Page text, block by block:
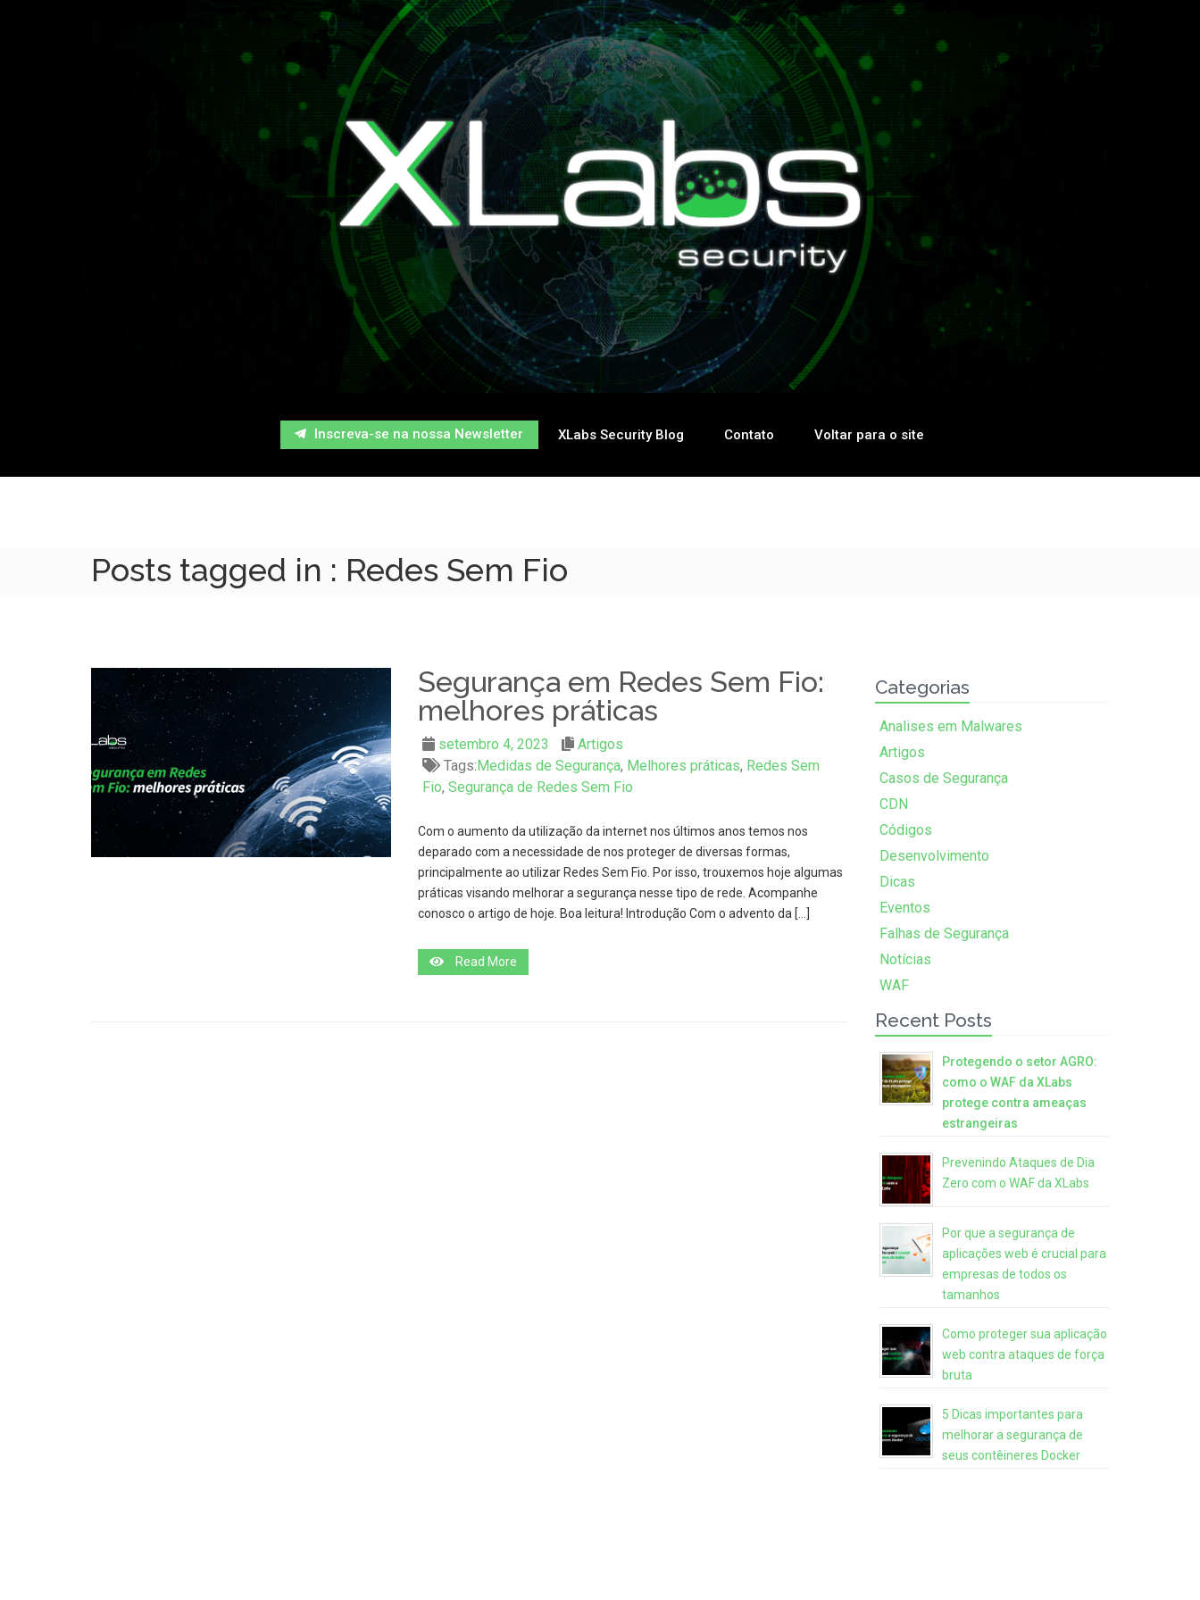
Inscreva-se na nossa Newsletter XLabs Security Blog Contato Voltar para o site
Posts tagged in : Redes Sem Fio
Segurança em Redes Sem Fio:
melhores práticas
setembro 4, 2023
Artigos
Tags:Medidas de Segurança, Melhores práticas, Redes Sem
Fio, Segurança de Redes Sem Fio
Com o aumento da utilização da internet nos últimos anos temos nos
deparado com a necessidade de nos proteger de diversas formas,
principalmente ao utilizar Redes Sem Fio. Por isso, trouxemos hoje algumas
práticas visando melhorar a segurança nesse tipo de rede. Acompanhe
conosco o artigo de hoje. Boa leitura! Introdução Com o advento da […]
Read More
Categorias
Analises em Malwares
Artigos
Casos de Segurança
CDN
Códigos
Desenvolvimento
Dicas
Eventos
Falhas de Segurança
Notícias
WAF
Recent Posts
Protegendo o setor AGRO:
como o WAF da XLabs
protege contra ameaças
estrangeiras
Prevenindo Ataques de Dia
Zero com o WAF da XLabs
Por que a segurança de
aplicações web é crucial para
empresas de todos os
tamanhos
Como proteger sua aplicação
web contra ataques de força
bruta
5 Dicas importantes para
melhorar a segurança de
seus contêineres Docker